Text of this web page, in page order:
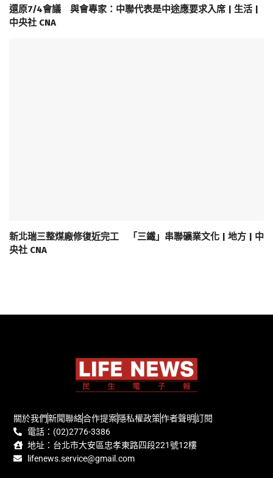
還原7/4會議 與會專家：中聯代表是中途應要求入席 | 生活 |
中央社 CNA
新北瑞三整煤廠修復近完工 「三鐵」串聯礦業文化 | 地方 | 中
央社 CNA
關於我們新聞聯絡合作提案隱私權政策作者聲明訂閱
電話：(02)2776-3386
地址：台北市大安區忠孝東路四段221號12樓
lifenews.service@gmail.com